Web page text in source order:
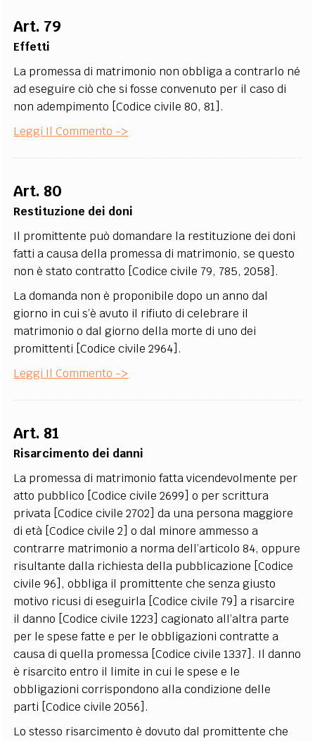
CODICI
SOCIAL MEDIA
Art. 79
Effetti
La promessa di matrimonio non obbliga a contrarlo né
ad eseguire ciò che si fosse convenuto per il caso di
non adempimento [Codice civile 80, 81].
Leggi Il Commento ->
Art. 80
Restituzione dei doni
Il promittente può domandare la restituzione dei doni
fatti a causa della promessa di matrimonio, se questo
non è stato contratto [Codice civile 79, 785, 2058].
La domanda non è proponibile dopo un anno dal
giorno in cui s’è avuto il rifiuto di celebrare il
matrimonio o dal giorno della morte di uno dei
promittenti [Codice civile 2964].
Leggi Il Commento ->
Art. 81
Risarcimento dei danni
La promessa di matrimonio fatta vicendevolmente per
atto pubblico [Codice civile 2699] o per scrittura
privata [Codice civile 2702] da una persona maggiore
di età [Codice civile 2] o dal minore ammesso a
contrarre matrimonio a norma dell’articolo 84, oppure
risultante dalla richiesta della pubblicazione [Codice
civile 96], obbliga il promittente che senza giusto
motivo ricusi di eseguirla [Codice civile 79] a risarcire
il danno [Codice civile 1223] cagionato all’altra parte
per le spese fatte e per le obbligazioni contratte a
causa di quella promessa [Codice civile 1337]. Il danno
è risarcito entro il limite in cui le spese e le
obbligazioni corrispondono alla condizione delle
parti [Codice civile 2056].
Lo stesso risarcimento è dovuto dal promittente che